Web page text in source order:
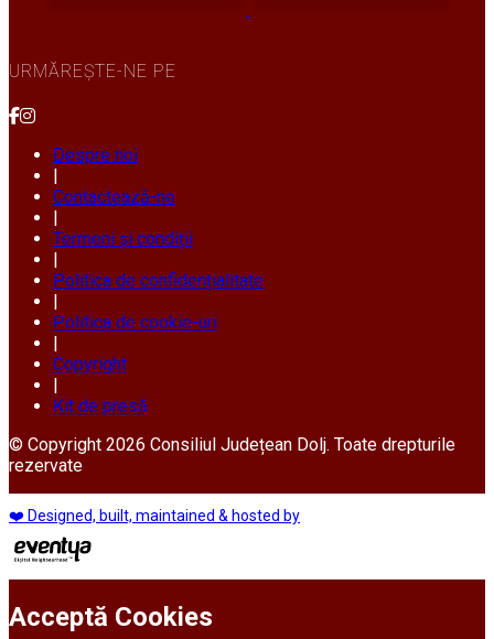
URMĂREȘTE-NE PE
Despre noi
|
Contactează-ne
|
Termeni și condiții
|
Politica de confidențialitate
|
Politica de cookie-uri
|
Copyright
|
Kit de presă
© Copyright 2026 Consiliul Județean Dolj. Toate drepturile
rezervate
❤️ Designed, built, maintained & hosted by
Acceptă Cookies